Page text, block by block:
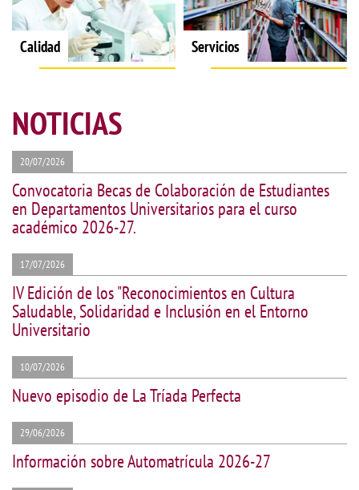
Calidad Servicios
NOTICIAS
20/07/2026
Convocatoria Becas de Colaboración de Estudiantes
en Departamentos Universitarios para el curso
académico 2026-27.
17/07/2026
IV Edición de los "Reconocimientos en Cultura
Saludable, Solidaridad e Inclusión en el Entorno
Universitario
10/07/2026
Nuevo episodio de La Tríada Perfecta
29/06/2026
Información sobre Automatrícula 2026-27